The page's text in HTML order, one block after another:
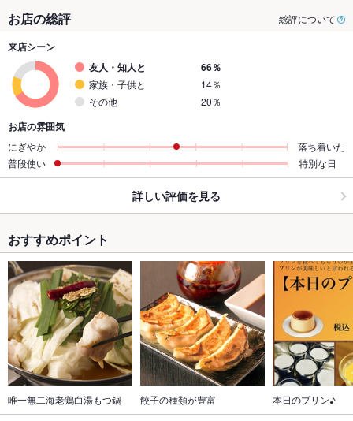
お店の総評 総評について
来店シーン
友人・知人と
66％
家族・子供と
14％
その他
20％
お店の雰囲気
にぎやか
落ち着いた
普段使い
特別な日
詳しい評価を見る
おすすめポイント
唯一無二海老鶏白湯もつ鍋 餃子の種類が豊富 本日のプリン♪